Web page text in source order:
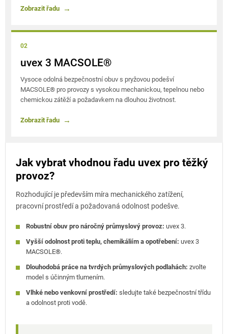
Zobrazit řadu
02
uvex 3 MACSOLE®
Vysoce odolná bezpečnostní obuv s pryžovou podešví
MACSOLE® pro provozy s vysokou mechanickou, tepelnou nebo
chemickou zátěží a požadavkem na dlouhou životnost.
Zobrazit řadu
Jak vybrat vhodnou řadu uvex pro těžký
provoz?
Rozhodující je především míra mechanického zatížení,
pracovní prostředí a požadovaná odolnost podešve.
Robustní obuv pro náročný průmyslový provoz: uvex 3.
Vyšší odolnost proti teplu, chemikáliím a opotřebení: uvex 3
MACSOLE®.
Dlouhodobá práce na tvrdých průmyslových podlahách: zvolte
model s účinným tlumením.
Vlhké nebo venkovní prostředí: sledujte také bezpečnostní třídu
a odolnost proti vodě.